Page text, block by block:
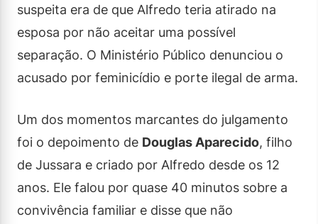
suspeita era de que Alfredo teria atirado na
esposa por não aceitar uma possível
separação. O Ministério Público denunciou o
acusado por feminicídio e porte ilegal de arma.
Um dos momentos marcantes do julgamento
foi o depoimento de Douglas Aparecido, filho
de Jussara e criado por Alfredo desde os 12
anos. Ele falou por quase 40 minutos sobre a
convivência familiar e disse que não